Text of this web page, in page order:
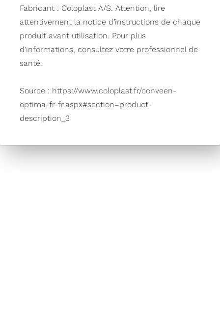
Fabricant : Coloplast A/S. Attention, lire
attentivement la notice d’instructions de chaque
produit avant utilisation. Pour plus
d'informations, consultez votre professionnel de
santé.
Source : https://www.coloplast.fr/conveen-
optima-fr-fr.aspx#section=product-
description_3